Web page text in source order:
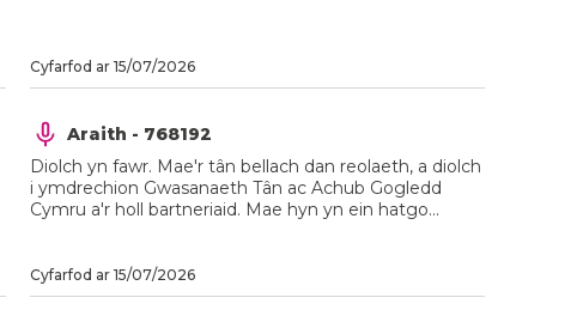
Cyfarfod ar 15/07/2026
Araith - 768192
Diolch yn fawr. Mae'r tân bellach dan reolaeth, a diolch
i ymdrechion Gwasanaeth Tân ac Achub Gogledd
Cymru a'r holl bartneriaid. Mae hyn yn ein hatgo...
Cyfarfod ar 15/07/2026